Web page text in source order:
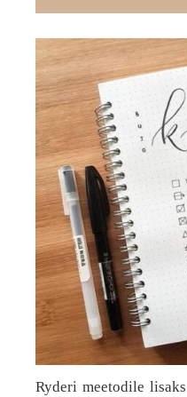
Ryderi meetodile